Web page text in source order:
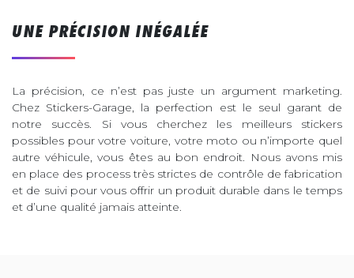
UNE PRÉCISION INÉGALÉE
La précision, ce n’est pas juste un argument marketing.
Chez Stickers-Garage, la perfection est le seul garant de
notre succès. Si vous cherchez les meilleurs stickers
possibles pour votre voiture, votre moto ou n’importe quel
autre véhicule, vous êtes au bon endroit. Nous avons mis
en place des process très strictes de contrôle de fabrication
et de suivi pour vous offrir un produit durable dans le temps
et d’une qualité jamais atteinte.